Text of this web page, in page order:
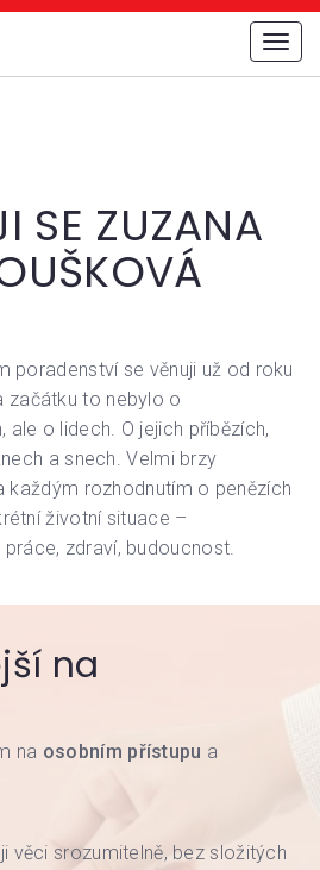
Menu
SE ZUZANA
poradenství se věnuji už od roku
začátku to nebylo o
ale o lidech. O jejich příbězích,
a snech. Velmi brzy
každým rozhodnutím o penězích
životní situace –
práce, zdraví, budoucnost.
na
na osobním přístupu a
věci srozumitelně, bez složitých